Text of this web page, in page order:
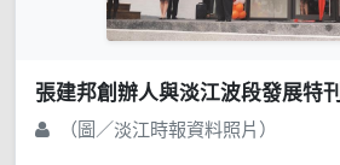
張建邦創辦人與淡江波段發展特刊
（圖／淡江時報資料照片）